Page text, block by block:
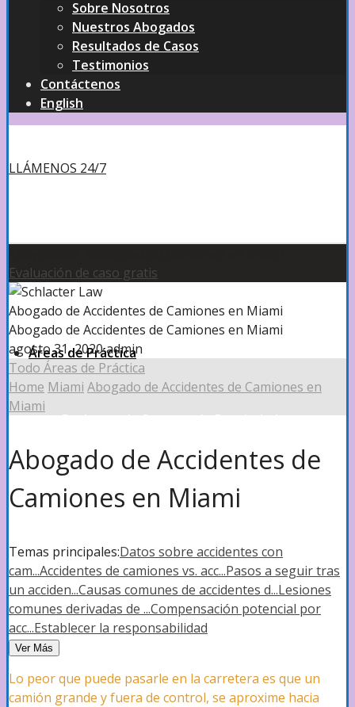
Sobre Nosotros
Nuestros Abogados
Resultados de Casos
Testimonios
Contáctenos
English
LLÁMENOS 24/7
305-999-1111
Áreas de Práctica
Reclamos de Seguros de Propiedad
Reclamos de Seguro de Propiedad
Daños por Huracanes
Daños de Techo
Daños por Agua
Evaluación de caso gratis
Abogado de Accidentes de Camiones en Miami
Abogado de Accidentes de Camiones en Miami
agosto 31, 2020admin
Todo Áreas de Práctica
Home Miami Abogado de Accidentes de Camiones en
Miami
Abogado de Accidentes de
Camiones en Miami
Temas principales:Datos sobre accidentes con
cam...Accidentes de camiones vs. acc...Pasos a seguir tras
un acciden...Causas comunes de accidentes d...Lesiones
comunes derivadas de ...Compensación potencial por
acc...Establecer la responsabilidad
Ver Más
Lo peor que puede pasarle en la carretera es que un
camión grande y fuera de control, se aproxime hacia